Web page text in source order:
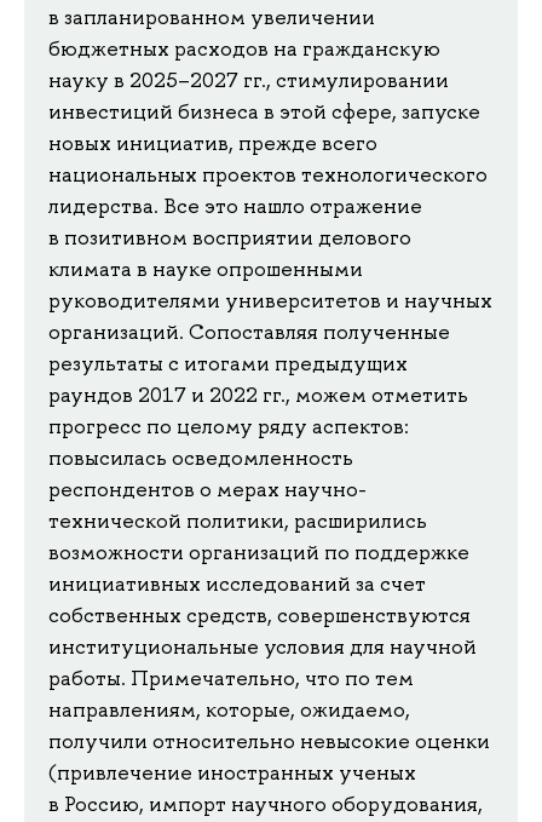
в запланированном увеличении
бюджетных расходов на гражданскую
науку в 2025–2027 гг., стимулировании
инвестиций бизнеса в этой сфере, запуске
новых инициатив, прежде всего
национальных проектов технологического
лидерства. Все это нашло отражение
в позитивном восприятии делового
климата в науке опрошенными
руководителями университетов и научных
организаций. Сопоставляя полученные
результаты с итогами предыдущих
раундов 2017 и 2022 гг., можем отметить
прогресс по целому ряду аспектов:
повысилась осведомленность
респондентов о мерах научно-
технической политики, расширились
возможности организаций по поддержке
инициативных исследований за счет
собственных средств, совершенствуются
институциональные условия для научной
работы. Примечательно, что по тем
направлениям, которые, ожидаемо,
получили относительно невысокие оценки
(привлечение иностранных ученых
в Россию, импорт научного оборудования,